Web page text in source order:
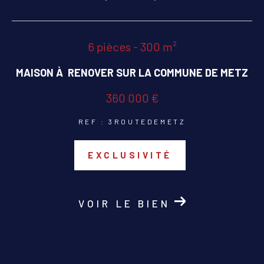
6 pièces - 300 m²
MAISON À RENOVER SUR LA COMMUNE DE METZ
360 000 €
REF : 3ROUTEDEMETZ
EXCLUSIVITÉ
VOIR LE BIEN
NOUVEAUTÉS